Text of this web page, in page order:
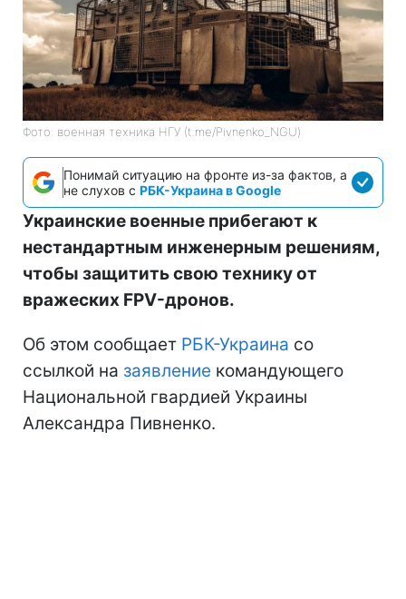
Фото: военная техника НГУ (t.me/Pivnenko_NGU)
Понимай ситуацию на фронте из-за фактов, а
не слухов с РБК-Украина в Google
Украинские военные прибегают к
нестандартным инженерным решениям,
чтобы защитить свою технику от
вражеских FPV-дронов.
Об этом сообщает РБК-Украина со
ссылкой на заявление командующего
Национальной гвардией Украины
Александра Пивненко.